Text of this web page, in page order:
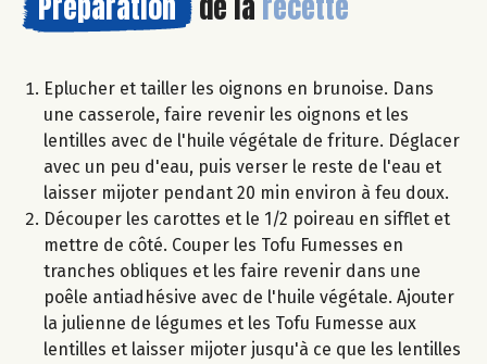
Eplucher et tailler les oignons en brunoise. Dans
une casserole, faire revenir les oignons et les
lentilles avec de l'huile végétale de friture. Déglacer
avec un peu d'eau, puis verser le reste de l'eau et
laisser mijoter pendant 20 min environ à feu doux.
Découper les carottes et le 1/2 poireau en sifflet et
mettre de côté. Couper les Tofu Fumesses en
tranches obliques et les faire revenir dans une
poêle antiadhésive avec de l'huile végétale. Ajouter
la julienne de légumes et les Tofu Fumesse aux
lentilles et laisser mijoter jusqu'à ce que les lentilles